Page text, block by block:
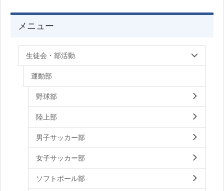
メニュー
生徒会・部活動
運動部
野球部
陸上部
男子サッカー部
女子サッカー部
ソフトボール部